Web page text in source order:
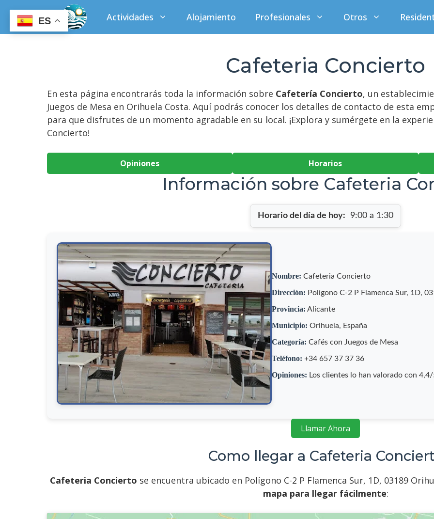
contenido
Actividades Alojamiento Profesionales Otros
Cafeteria Concierto
En esta página encontrarás toda la información sobre Cafetería Concierto, un
Juegos de Mesa en Orihuela Costa. Aquí podrás conocer los detalles de contacto de esta
para que disfrutes de un momento agradable en su local. ¡Explora y sumérgete en la
Concierto!
Opiniones Horarios
Información sobre Cafeteria
Horario del día de hoy: 9:00 a 1:30
Nombre: Cafeteria Concierto
Dirección: Polígono C-2 P Flamenca Sur, 1D,
Provincia: Alicante
Municipio: Orihuela, España
Categoría: Cafés con Juegos de Mesa
Teléfono: +34 657 37 37 36
Opiniones: Los clientes lo han valorado con
Llamar Ahora
Como llegar a Cafeteria
Cafeteria Concierto se encuentra ubicado en Polígono C-2 P Flamenca Sur, 1D, 03189
mapa para llegar fácilmente:
ES